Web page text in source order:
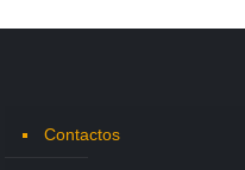
Contactos